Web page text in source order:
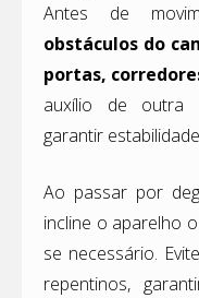
Antes de
obstáculos do
portas,
auxílio de outra
garantir
Ao passar por
incline o aparelho
se necessário.
repentinos,